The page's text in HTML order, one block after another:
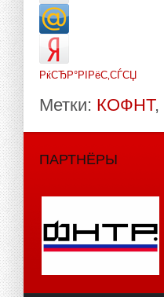
РќСЂР°РІРёС‚СЃСЏ
Метки: КОФНТ,
ПАРТНЁРЫ